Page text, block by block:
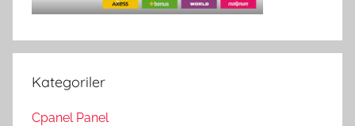
Kategoriler
Cpanel Panel